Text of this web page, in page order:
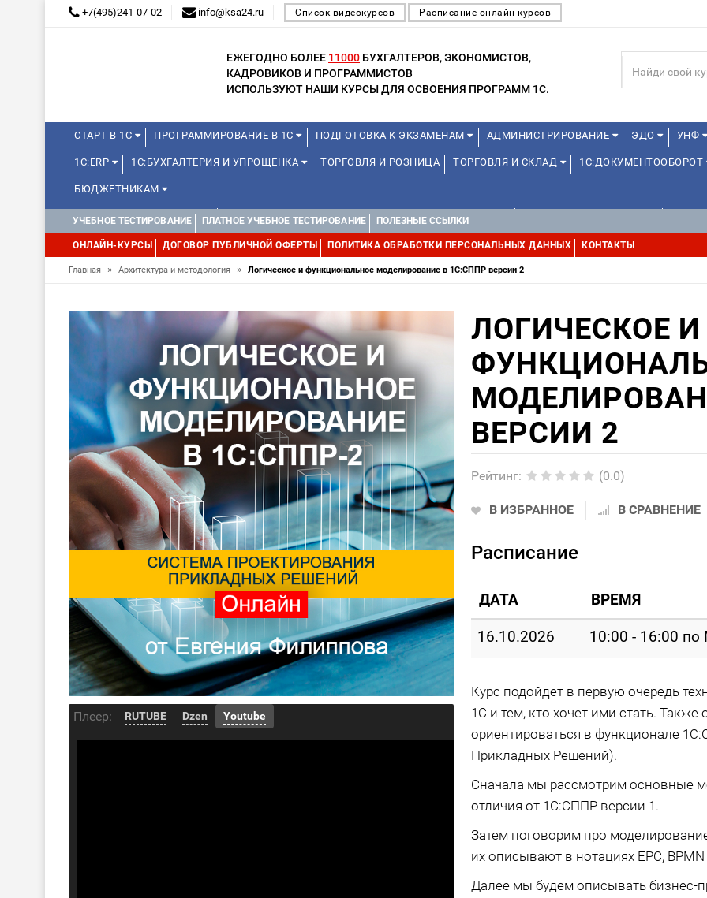
+7(495)241-07-02 info@ksa24.ru Список видеокурсов Расписание онлайн-курсов
ЕЖЕГОДНО БОЛЕЕ 11000 БУХГАЛТЕРОВ, ЭКОНОМИСТОВ,
КАДРОВИКОВ И ПРОГРАММИСТОВ
ИСПОЛЬЗУЮТ НАШИ КУРСЫ ДЛЯ ОСВОЕНИЯ ПРОГРАММ 1С.
СТАРТ В 1С ПРОГРАММИРОВАНИЕ В 1С ПОДГОТОВКА К ЭКЗАМЕНАМ АДМИНИСТРИРОВАНИЕ ЭДО УНФ
1С:ERP 1С:БУХГАЛТЕРИЯ И УПРОЩЕНКА ТОРГОВЛЯ И РОЗНИЦА ТОРГОВЛЯ И СКЛАД 1С:ДОКУМЕНТООБОРОТ
БЮДЖЕТНИКАМ
КУРСЫ ДЛЯ ШКОЛЬНИКОВ ДЛЯ ШКОЛЬНИКОВ 1С:УПРАВЛЕНИЕ ХОЛДИНГОМ
WEB, JAVA И ANDROID
УЧЕБНОЕ ТЕСТИРОВАНИЕ ПЛАТНОЕ УЧЕБНОЕ ТЕСТИРОВАНИЕ ПОЛЕЗНЫЕ ССЫЛКИ
ОНЛАЙН-КУРСЫ ДОГОВОР ПУБЛИЧНОЙ ОФЕРТЫ ПОЛИТИКА ОБРАБОТКИ ПЕРСОНАЛЬНЫХ ДАННЫХ КОНТАКТЫ
Главная » Архитектура и методология » Логическое и функциональное моделирование в 1С:СППР версии 2
Плеер: RUTUBE Dzen Youtube
ЛОГИЧЕСКОЕ И
ВЕРСИИ 2
Рейтинг: (0.0)
В ИЗБРАННОЕ В СРАВНЕНИЕ
Расписание
ДАТА ВРЕМЯ
16.10.2026 10:00 - 16:00
Курс подойдет в первую очередь
1С и тем, кто хочет ими стать. Также
ориентироваться в функционале
Прикладных Решений).
Сначала мы рассмотрим основные
отличия от 1С:СППР версии 1.
Затем поговорим про
их описывают в нотациях EPC, BPMN
Далее мы будем описывать бизнес-